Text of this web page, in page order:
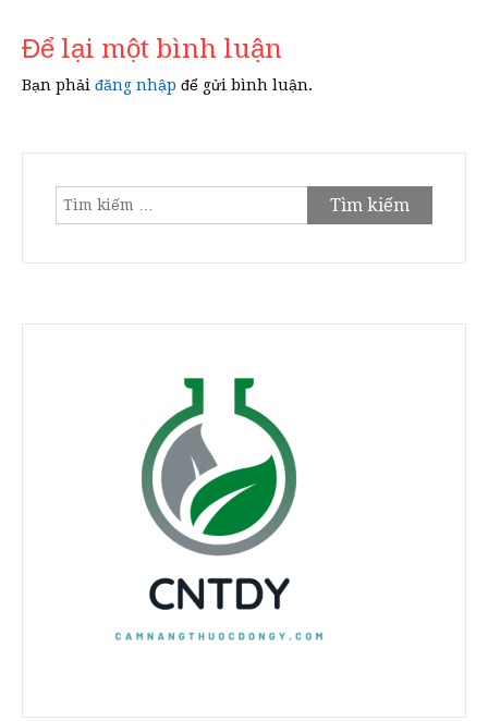
Để lại một bình luận
Bạn phải đăng nhập để gửi bình luận.
Tìm
kiếm